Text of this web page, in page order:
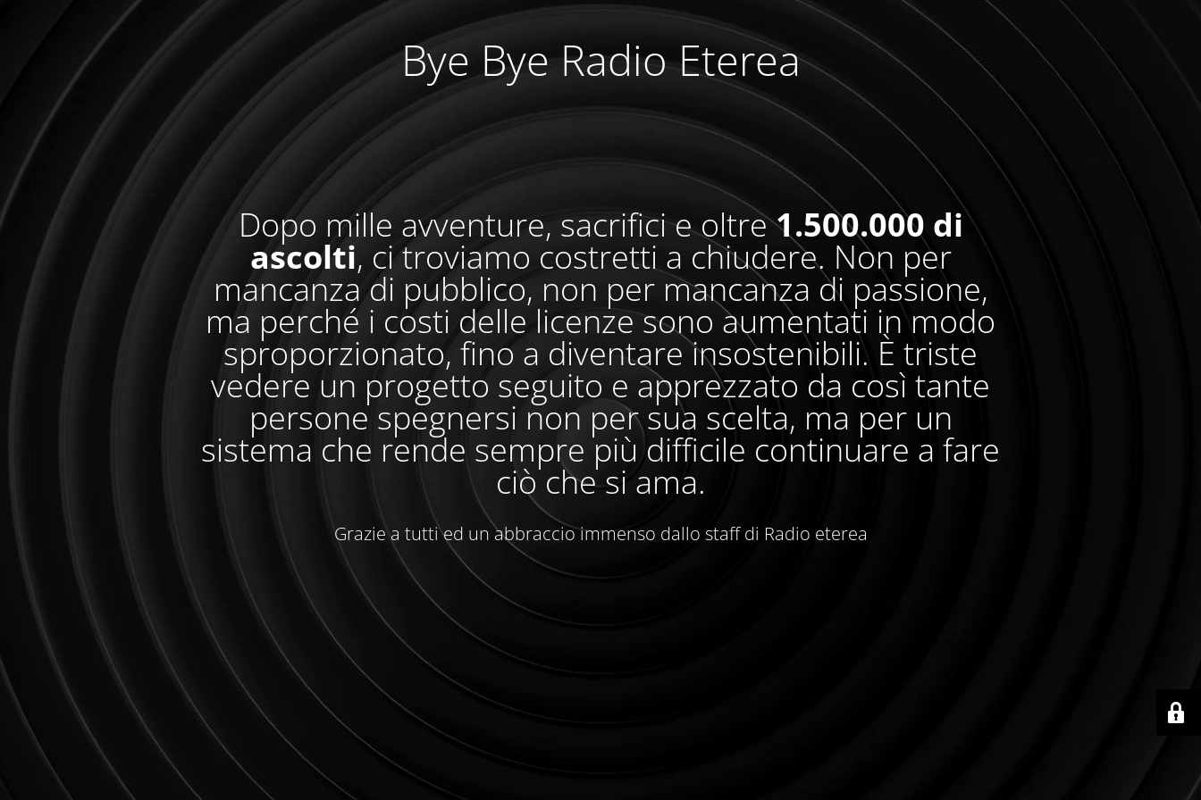
Bye Bye Radio Eterea
Dopo mille avventure, sacrifici e oltre1.500.000 di
ascolti, ci troviamo costretti a chiudere. Non per
mancanza di pubblico, non per mancanza di passione,
ma perché i costi delle licenze sono aumentati in modo
sproporzionato, fino a diventare insostenibili. È triste
vedere un progetto seguito e apprezzato da così tante
persone spegnersi non per sua scelta, ma per un
sistema che rende sempre più difficile continuare a fare
ciò che si ama.
Grazie a tutti ed un abbraccio immenso dallo staff di Radio eterea